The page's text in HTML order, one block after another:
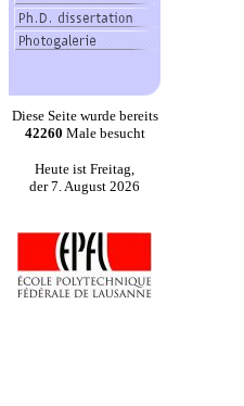
Diese Seite wurde bereits
42260 Male besucht
Heute ist Freitag,
der 7. August 2026